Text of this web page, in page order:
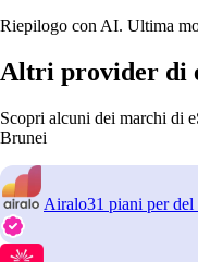
Riepilogo con AI. Ultima
Altri provider di
Scopri alcuni dei marchi di
Brunei
Airalo31 piani per del